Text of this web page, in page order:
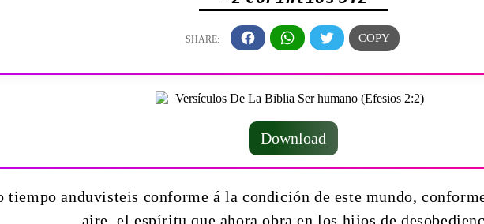
Download
tiempo anduvisteis conforme á la condición de este mundo,
aire, el espíritu que ahora obra en los hijos de